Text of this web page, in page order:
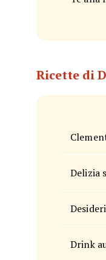
Ricette di
Delizia
Drink